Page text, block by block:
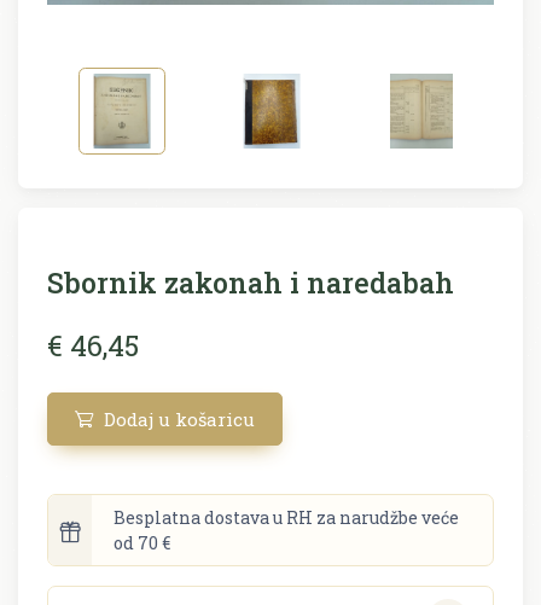
Sbornik zakonah i naredabah
€ 46,45
Dodaj u košaricu
Besplatna dostava u RH za narudžbe veće
od 70 €